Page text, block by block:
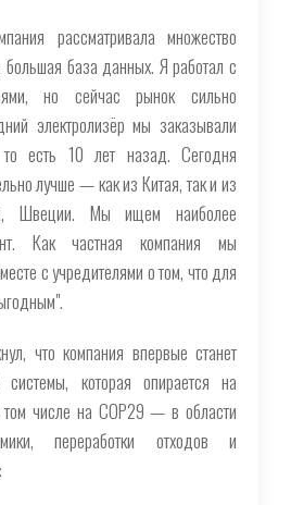
рассматривала множество
база данных. Я работал с
но сейчас рынок сильно
электролизёр мы заказывали
есть 10 лет назад. Сегодня
лучше — как из Китая, так и из
Швеции. Мы ищем наиболее
Как частная компания мы
с учредителями о том, что для
что компания впервые станет
системы, которая опирается на
числе на COP29 — в области
переработки отходов и